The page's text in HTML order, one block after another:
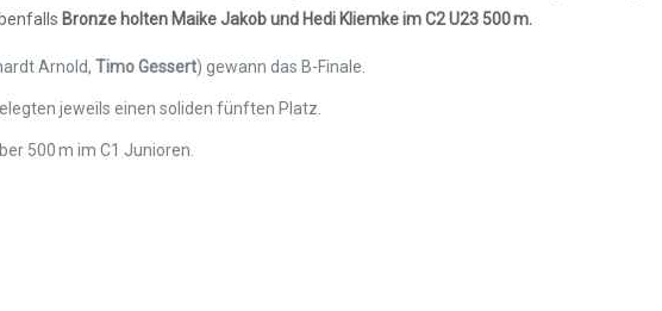
Bronze holten Maike Jakob und Hedi Kliemke im C2 U23 500 m.
Arnold, Timo Gessert) gewann das B-Finale.
jeweils einen soliden fünften Platz.
500 m im C1 Junioren.